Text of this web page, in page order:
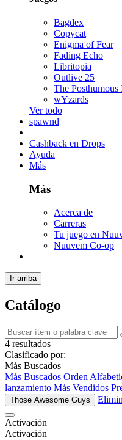
Bagdex
Copycat
Enigma of Fear
Fading Echo
Libritopia
Outlive 25
The Posthumous
wYzards
Ver todo
spawnd
Cashback en Drops
Ayuda
Más
Más
Acerca de
Carreras
Tu juego en
Nuuvem Co-op
Ir arriba
Catálogo
4 resultados
Clasificado por:
Más Buscados
Más Buscados Orden
lanzamiento Más Vendidos
Those Awesome Guys
Activación
Activación